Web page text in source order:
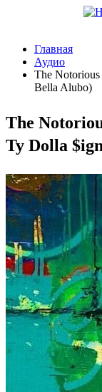
Главная
Аудио
The
Bella Alubo)
The
Ty Dolla